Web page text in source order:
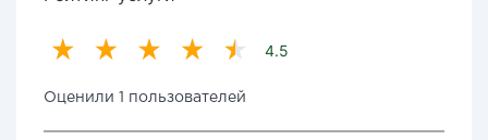
4.5
Оценили 1 пользователей